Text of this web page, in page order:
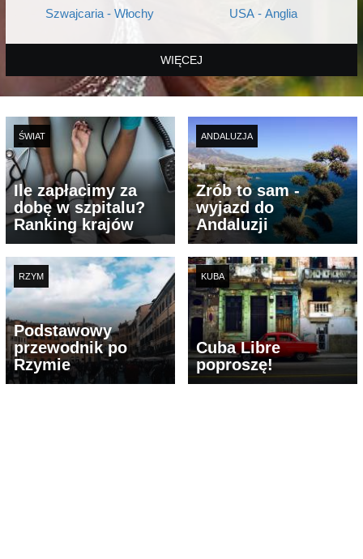
Szwajcaria - Włochy USA - Anglia
WIĘCEJ
ŚWIAT
Ile zapłacimy za
dobę w szpitalu?
Ranking krajów
ANDALUZJA
Zrób to sam -
wyjazd do
Andaluzji
RZYM
Podstawowy
przewodnik po
Rzymie
KUBA
Cuba Libre
poproszę!